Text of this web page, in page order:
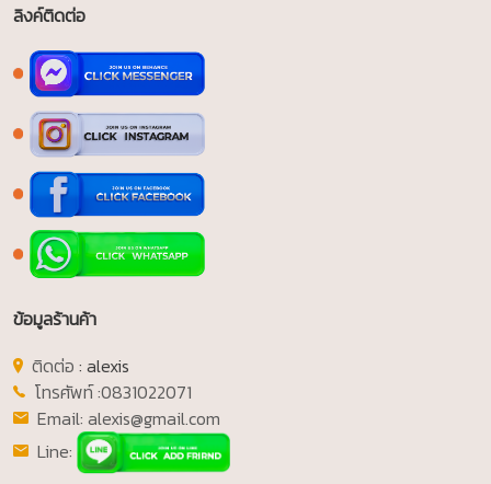
ลิงค์ติดต่อ
ข้อมูลร้านค้า
ติดต่อ : alexis
โทรศัพท์ :0831022071
Email: alexis@gmail.com
Line: